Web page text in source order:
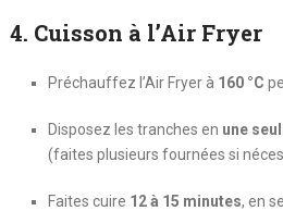
4. Cuisson à l’Air Fryer
Préchauffez l’Air Fryer à 160 °C
Disposez les tranches en une
(faites plusieurs fournées si
Faites cuire 12 à 15 minutes, en